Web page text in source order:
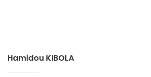
Hamidou KIBOLA